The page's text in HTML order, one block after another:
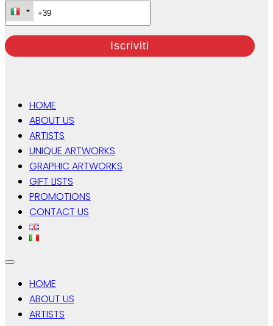
HOME
ABOUT US
ARTISTS
UNIQUE ARTWORKS
GRAPHIC ARTWORKS
GIFT LISTS
PROMOTIONS
CONTACT US
HOME
ABOUT US
ARTISTS